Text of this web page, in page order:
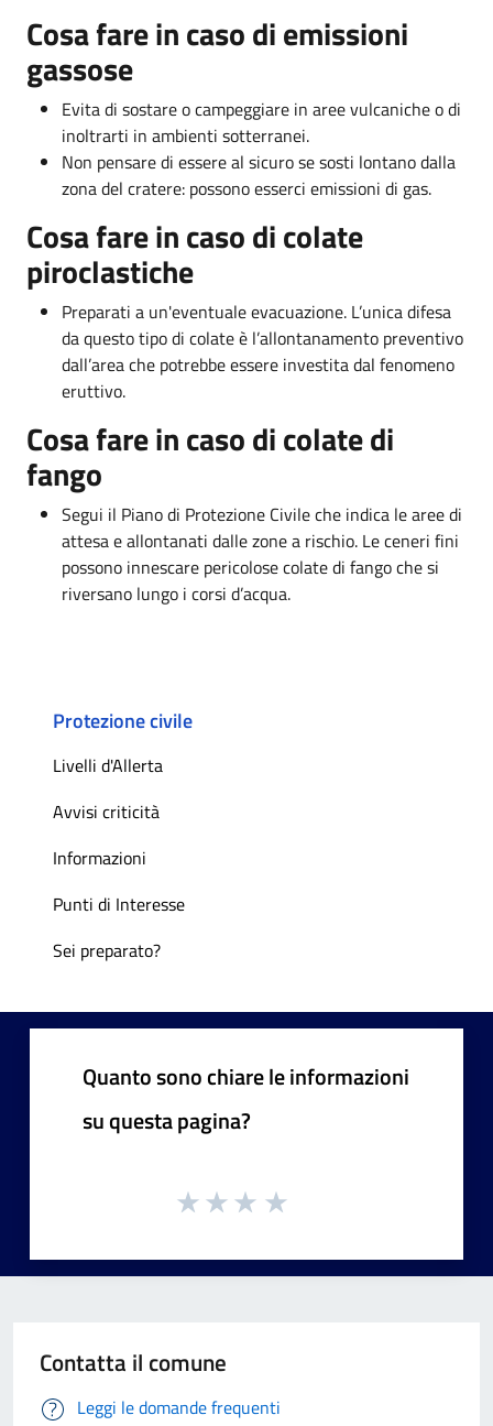
Cosa fare in caso di emissioni
gassose
Evita di sostare o campeggiare in aree vulcaniche o di
inoltrarti in ambienti sotterranei.
Non pensare di essere al sicuro se sosti lontano dalla
zona del cratere: possono esserci emissioni di gas.
Cosa fare in caso di colate
piroclastiche
Preparati a un'eventuale evacuazione. L’unica difesa
da questo tipo di colate è l’allontanamento preventivo
dall’area che potrebbe essere investita dal fenomeno
eruttivo.
Cosa fare in caso di colate di
fango
Segui il Piano di Protezione Civile che indica le aree di
attesa e allontanati dalle zone a rischio. Le ceneri fini
possono innescare pericolose colate di fango che si
riversano lungo i corsi d’acqua.
Protezione civile
Livelli d'Allerta
Avvisi criticità
Informazioni
Punti di Interesse
Sei preparato?
Quanto sono chiare le informazioni
su questa pagina?
Contatta il comune
Leggi le domande frequenti